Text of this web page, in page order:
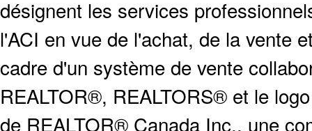
désignent les services
l'ACI en vue de l'achat, de la vente
cadre d'un système de vente
REALTOR®, REALTORS® et le
de REALTOR® Canada Inc., une